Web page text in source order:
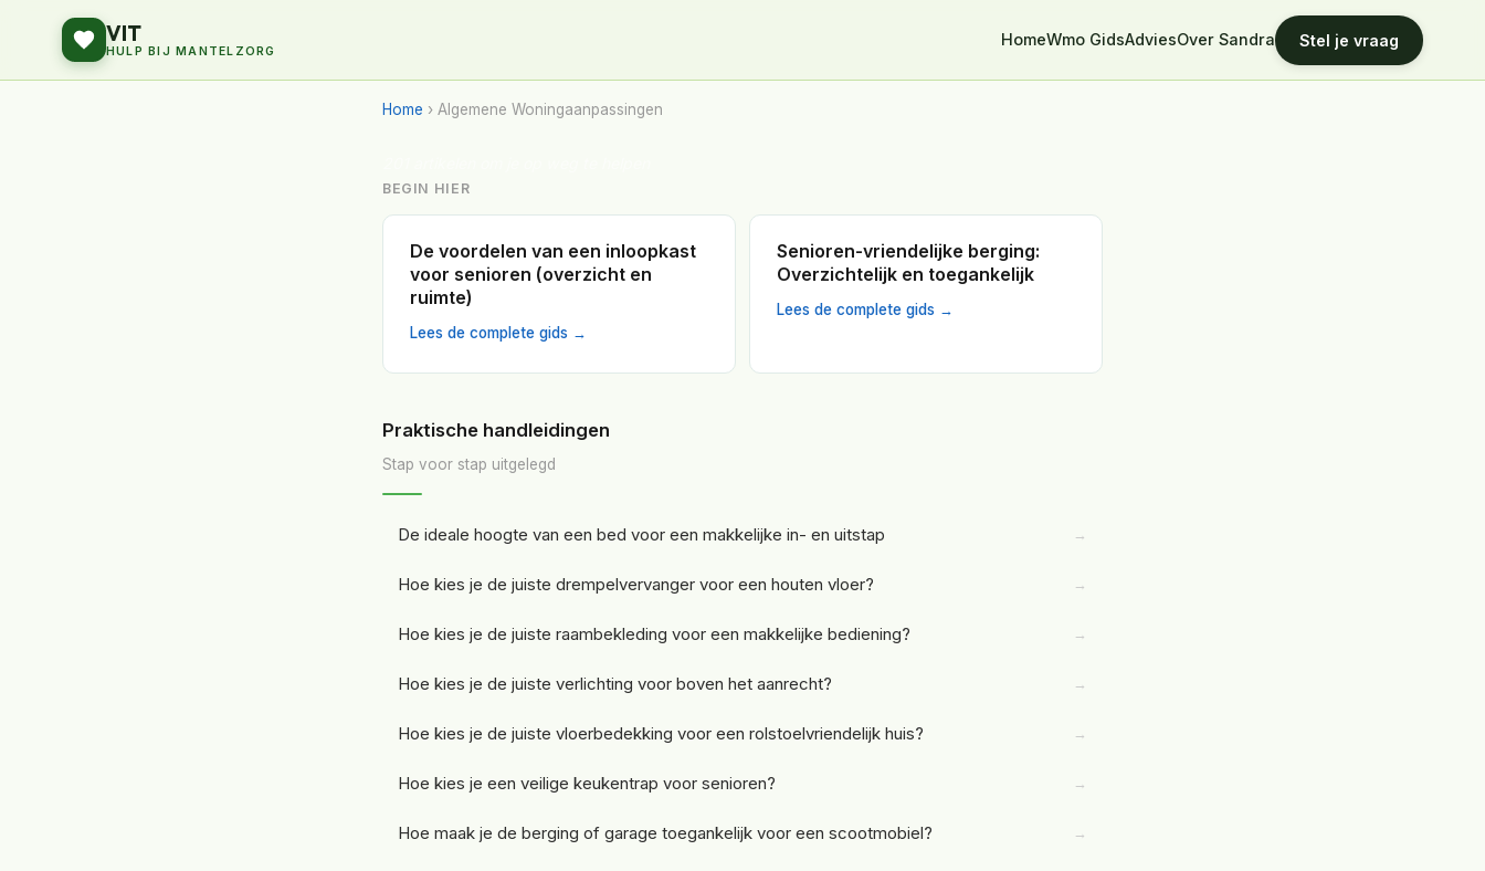
VIT
HULP BIJ MANTELZORG
HomeWmo GidsAdviesOver Sandra Stel je vraag
Home › Algemene Woningaanpassingen
BEGIN HIER
De voordelen van een inloopkast
voor senioren (overzicht en
ruimte)
Lees de complete gids →
Senioren-vriendelijke berging:
Overzichtelijk en toegankelijk
Lees de complete gids →
Praktische handleidingen
Stap voor stap uitgelegd
De ideale hoogte van een bed voor een makkelijke in- en uitstap →
Hoe kies je de juiste drempelvervanger voor een houten vloer? →
Hoe kies je de juiste raambekleding voor een makkelijke bediening? →
Hoe kies je de juiste verlichting voor boven het aanrecht? →
Hoe kies je de juiste vloerbedekking voor een rolstoelvriendelijk huis? →
Hoe kies je een veilige keukentrap voor senioren? →
Hoe maak je de berging of garage toegankelijk voor een scootmobiel? →